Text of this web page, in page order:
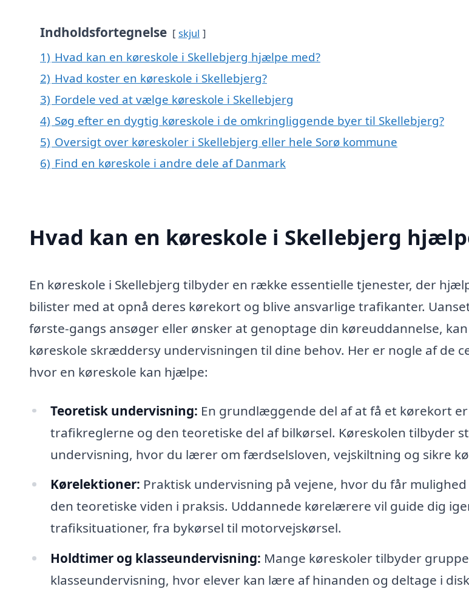
Indholdsfortegnelse skjul
1) Hvad kan en køreskole i Skellebjerg hjælpe med?
2) Hvad koster en køreskole i Skellebjerg?
3) Fordele ved at vælge køreskole i Skellebjerg
4) Søg efter en dygtig køreskole i de omkringliggende byer til Skellebjerg?
5) Oversigt over køreskoler i Skellebjerg eller hele Sorø kommune
6) Find en køreskole i andre dele af Danmark
Hvad kan en køreskole i Skellebjerg
En køreskole i Skellebjerg tilbyder en række essentielle tjenester, der
bilister med at opnå deres kørekort og blive ansvarlige trafikanter.
første-gangs ansøger eller ønsker at genoptage din køreuddannelse,
køreskole skræddersy undervisningen til dine behov. Her er nogle af de
hvor en køreskole kan hjælpe:
Teoretisk undervisning: En grundlæggende del af at få et kørekort
trafikreglerne og den teoretiske del af bilkørsel. Køreskolen tilbyder
undervisning, hvor du lærer om færdselsloven, vejskiltning og sikre
Kørelektioner: Praktisk undervisning på vejene, hvor du får
den teoretiske viden i praksis. Uddannede kørelærere vil guide dig
trafiksituationer, fra bykørsel til motorvejskørsel.
Holdtimer og klasseundervisning: Mange køreskoler tilbyder
klasseundervisning, hvor elever kan lære af hinanden og deltage i